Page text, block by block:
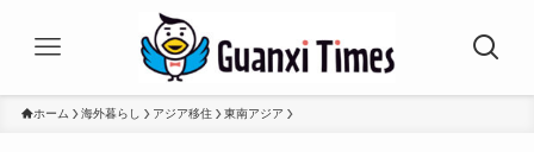
ホーム 海外暮らし アジア移住 東南アジア